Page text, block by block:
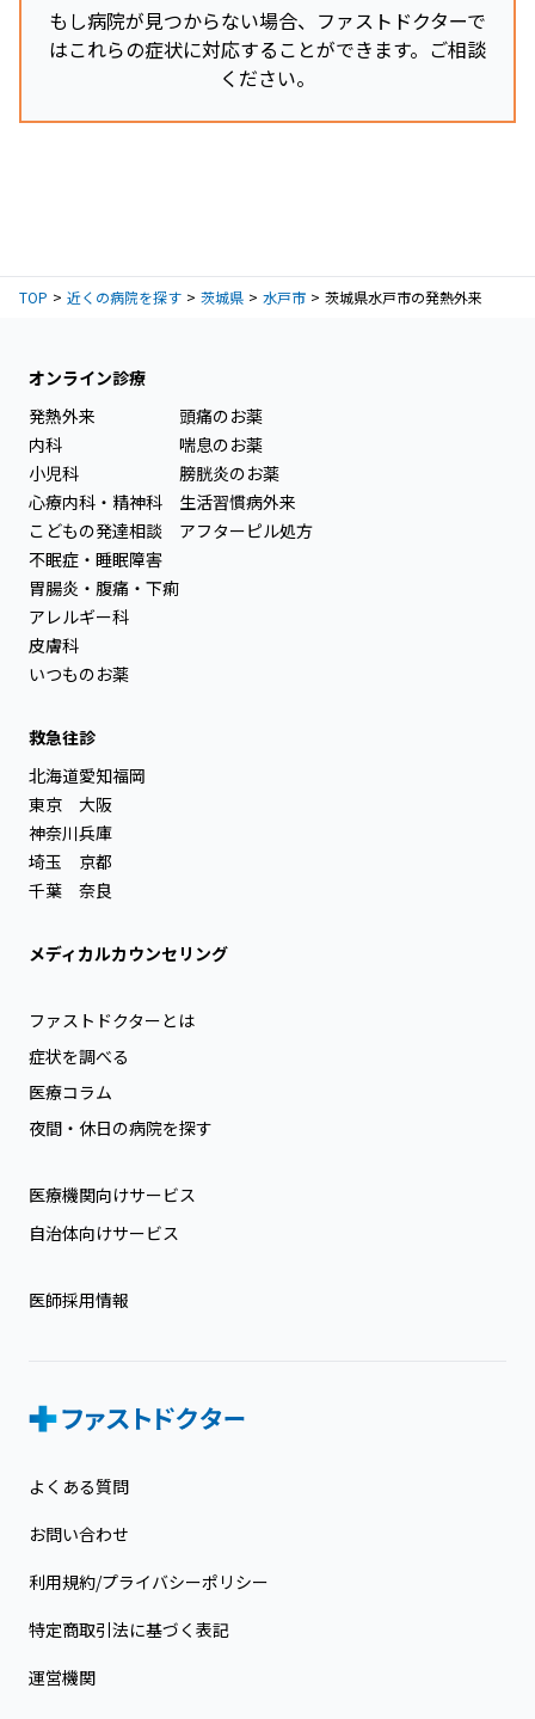
もし病院が見つからない場合、ファストドクターで
はこれらの症状に対応することができます。ご相談
ください。
TOP 近くの病院を探す 茨城県 水戸市 茨城県水戸市の発熱外来
オンライン診療
発熱外来
内科
小児科
心療内科・精神科
こどもの発達相談
不眠症・睡眠障害
胃腸炎・腹痛・下痢
アレルギー科
皮膚科
いつものお薬
頭痛のお薬
喘息のお薬
膀胱炎のお薬
生活習慣病外来
アフターピル処方
救急往診
北海道
東京
神奈川
埼玉
千葉
愛知
大阪
兵庫
京都
奈良
福岡
メディカルカウンセリング
ファストドクターとは
症状を調べる
医療コラム
夜間・休日の病院を探す
医療機関向けサービス
自治体向けサービス
医師採用情報
よくある質問
お問い合わせ
利用規約/プライバシーポリシー
特定商取引法に基づく表記
運営機関